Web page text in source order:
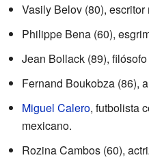
Vasily Belov (80), escritor
Philippe Bena (60),
Jean Bollack (89),
Fernand Boukobza (86),
Miguel Calero, futbolista
mexicano.
Rozina Cambos (60),